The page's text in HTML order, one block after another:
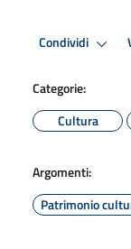
Condividi
Categorie:
Cultura
Argomenti:
Patrimonio